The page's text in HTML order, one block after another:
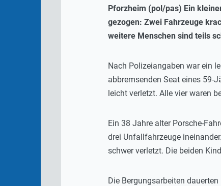
Pforzheim (pol/pas) Ein
gezogen: Zwei Fahrzeuge
weitere Menschen sind teils
Nach Polizeiangaben war ein
abbremsenden Seat eines 59-
leicht verletzt. Alle vier waren
Ein 38 Jahre alter Porsche-
drei Unfallfahrzeuge
schwer verletzt. Die beiden
Die Bergungsarbeiten